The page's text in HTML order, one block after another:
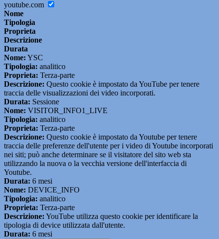
youtube.com
Nome
Tipologia
Proprieta
Descrizione
Durata
Nome: YSC
Tipologia: analitico
Proprieta: Terza-parte
Descrizione: Questo cookie è impostato da YouTube per tenere
traccia delle visualizzazioni dei video incorporati.
Durata: Sessione
Nome: VISITOR_INFO1_LIVE
Tipologia: analitico
Proprieta: Terza-parte
Descrizione: Questo cookie è impostato da Youtube per tenere
traccia delle preferenze dell'utente per i video di Youtube incorporati
nei siti; può anche determinare se il visitatore del sito web sta
utilizzando la nuova o la vecchia versione dell'interfaccia di
Youtube.
Durata: 6 mesi
Nome: DEVICE_INFO
Tipologia: analitico
Proprieta: Terza-parte
Descrizione: YouTube utilizza questo cookie per identificare la
tipologia di device utilizzata dall'utente.
Durata: 6 mesi